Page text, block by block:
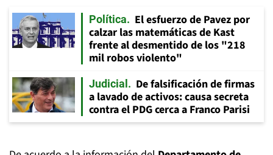
Política
El esfuerzo de Pavez por
calzar las matemáticas de Kast
frente al desmentido de los "218
mil robos violento"
Judicial
De falsificación de firmas
a lavado de activos: causa secreta
contra el PDG cerca a Franco Parisi